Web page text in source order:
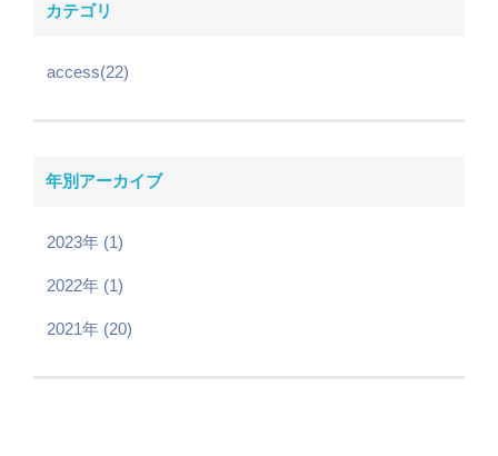
カテゴリ
access(22)
年別アーカイブ
2023年 (1)
2022年 (1)
2021年 (20)